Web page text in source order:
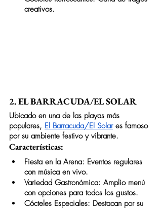
creativos.
2. EL BARRACUDA/EL SOLAR
Ubicado en una de las playas más
populares, El Barracuda/El Solar es famoso
por su ambiente festivo y vibrante.
Características:
Fiesta en la Arena: Eventos regulares
con música en vivo.
Variedad Gastronómica: Amplio menú
con opciones para todos los gustos.
Cócteles Especiales: Destacan por su